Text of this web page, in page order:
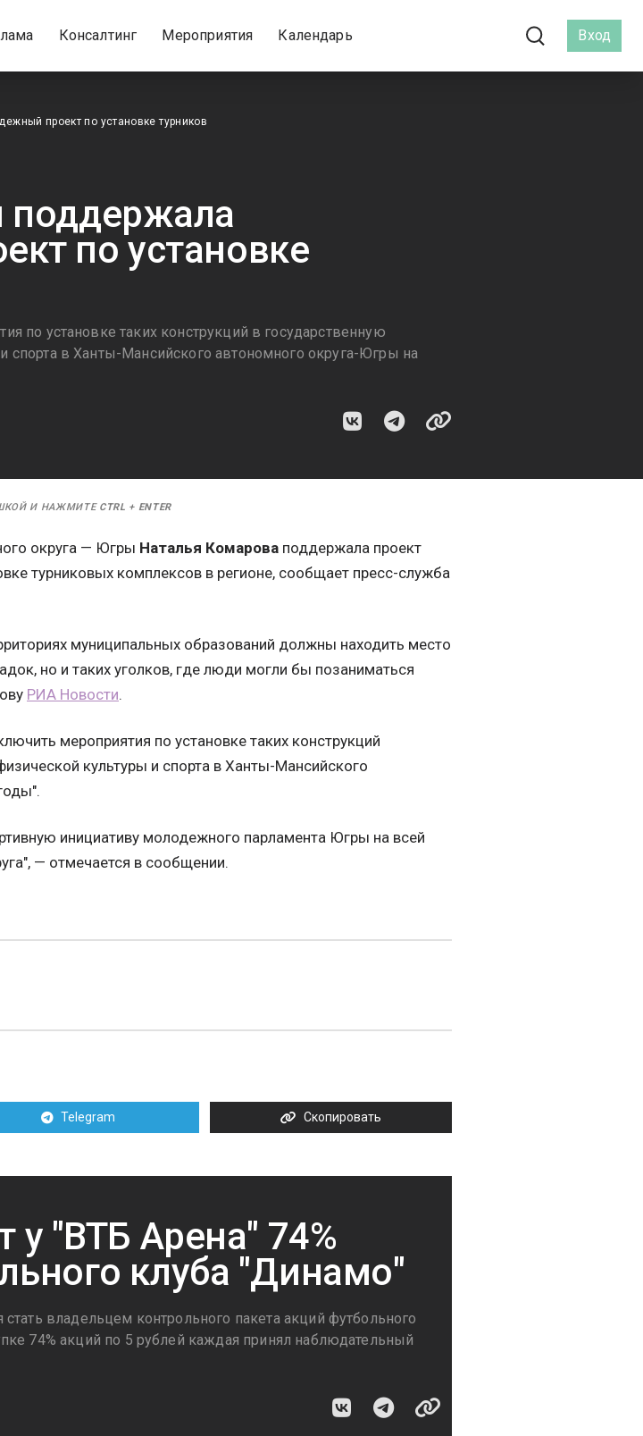
Консалтинг Мероприятия Календарь Вход
проект по установке турников
поддержала
по установке
по установке таких конструкций в государственную
спорта в Ханты-Мансийского автономного округа-Югры на
И НАЖМИТЕ CTRL + ENTER
округа — Югры Наталья Комарова поддержала проект
турниковых комплексов в регионе, сообщает пресс-служба
муниципальных образований должны находить место
но и таких уголков, где люди могли бы позаниматься
РИА Новости.
мероприятия по установке таких конструкций
культуры и спорта в Ханты-Мансийского
инициативу молодежного парламента Югры на всей
— отмечается в сообщении.
Telegram Скопировать
у "ВТБ Арена" 74%
клуба "Динамо"
владельцем контрольного пакета акций футбольного
74% акций по 5 рублей каждая принял наблюдательный